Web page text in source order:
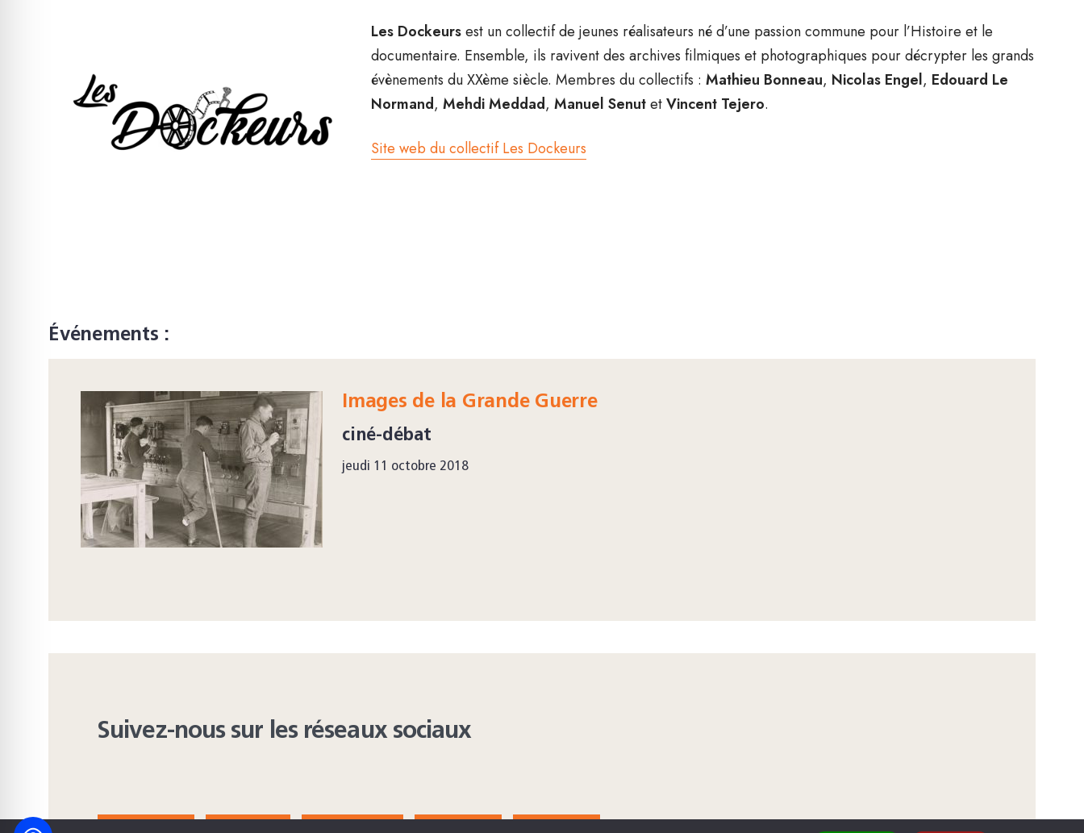
Les Dockeursest un collectif de jeunes réalisateurs né d’une passion commune pour l’Histoire et le
documentaire. Ensemble, ils ravivent des archives filmiques et photographiques pour décrypter les grands
évènements du XXème siècle. Membres du collectifs : Mathieu Bonneau, Nicolas Engel, Edouard Le
Normand, Mehdi Meddad, Manuel SenutetVincent Tejero.
Site web du collectif Les Dockeurs
Événements :
Images de la Grande Guerre
ciné-débat
jeudi 11 octobre 2018
Suivez-nous sur les réseaux sociaux